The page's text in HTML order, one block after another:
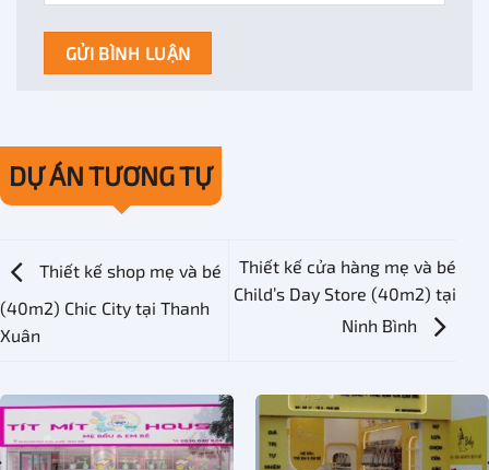
DỰ ÁN TƯƠNG TỰ
Thiết kế shop mẹ và bé
(40m2) Chic City tại Thanh
Xuân
Thiết kế cửa hàng mẹ và bé
Child’s Day Store (40m2) tại
Ninh Bình